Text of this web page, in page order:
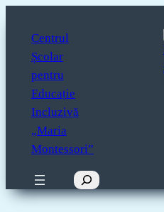
conținut
Centrul
Școlar
pentru
Educație
Incluzivă
„Maria
Montessori”
Caută